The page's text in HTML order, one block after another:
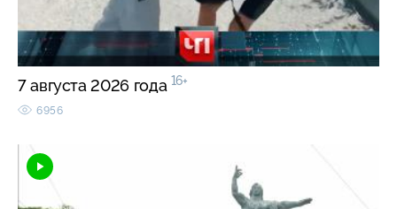
7 августа 2026 года 16+
6956